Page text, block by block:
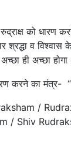
को धारण
श्रद्धा व
ही अच्छा होगा।
करने का मंत्र- “
/
/ Shiv